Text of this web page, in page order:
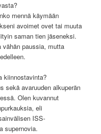
mennä käymään
avoimet ovet tai muuta
saman tien jäseneksi.
paussia, mutta
kiinnostavinta?
sekä avaruuden alkuperän
Olen kuvannut
eli
ISS-
supernovia.